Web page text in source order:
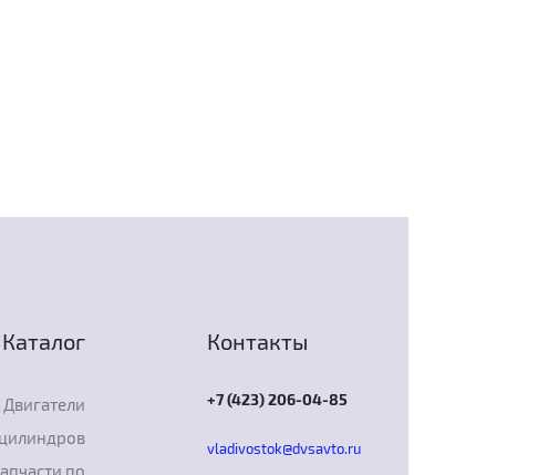
Каталог
Двигатели
по
Контакты
+7 (423) 206-04-85
vladivostok@dvsavto.ru